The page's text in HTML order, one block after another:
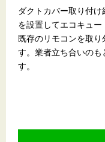
ダクトカバー取り付
を設置してエコキュ
既存のリモコンを取
す。業者立ち合いの
す。